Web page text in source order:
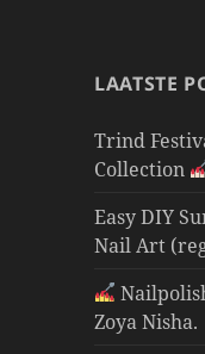
LAATSTE
Trind
Collection
Easy DIY
Nail Art
Zoya Nisha.